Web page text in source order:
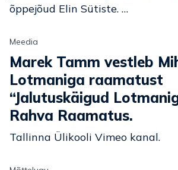
õppejõud Elin Sütiste. …
Meedia
Marek Tamm vestleb Mihhail
Lotmaniga raamatust
“Jalutuskäigud
Rahva Raamatus.
Tallinna Ülikooli Vimeo kanal.